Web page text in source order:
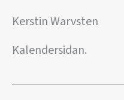
Kerstin Warvsten
Kalendersidan.